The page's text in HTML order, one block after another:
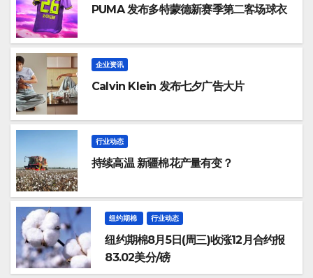
PUMA 发布多特蒙德新赛季第二客场球衣
企业资讯
Calvin Klein 发布七夕广告大片
行业动态
持续高温 新疆棉花产量有变？
纽约期棉 行业动态
纽约期棉8月5日(周三)收涨12月合约报
83.02美分/磅